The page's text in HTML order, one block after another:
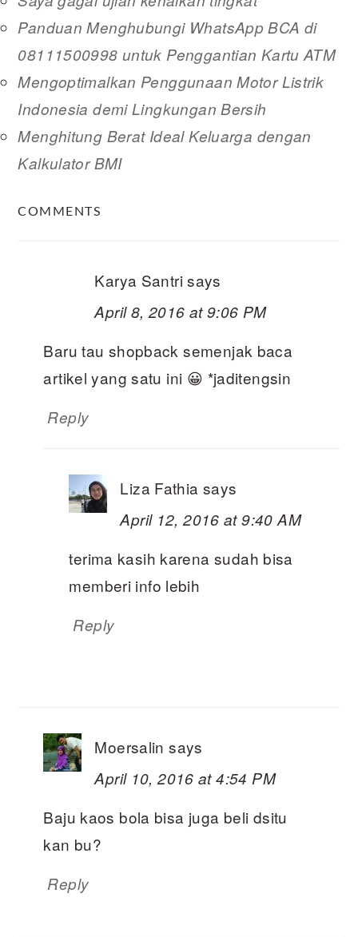
Panduan Menghubungi WhatsApp BCA di
08111500998 untuk Penggantian Kartu ATM
Mengoptimalkan Penggunaan Motor Listrik
Indonesia demi Lingkungan Bersih
Menghitung Berat Ideal Keluarga dengan
Kalkulator BMI
COMMENTS
Karya Santri says
April 8, 2016 at 9:06 PM
Baru tau shopback semenjak baca
artikel yang satu ini 😀 *jaditengsin
Reply
Liza Fathia says
April 12, 2016 at 9:40 AM
terima kasih karena sudah bisa
memberi info lebih
Reply
Moersalin says
April 10, 2016 at 4:54 PM
Baju kaos bola bisa juga beli dsitu
kan bu?
Reply